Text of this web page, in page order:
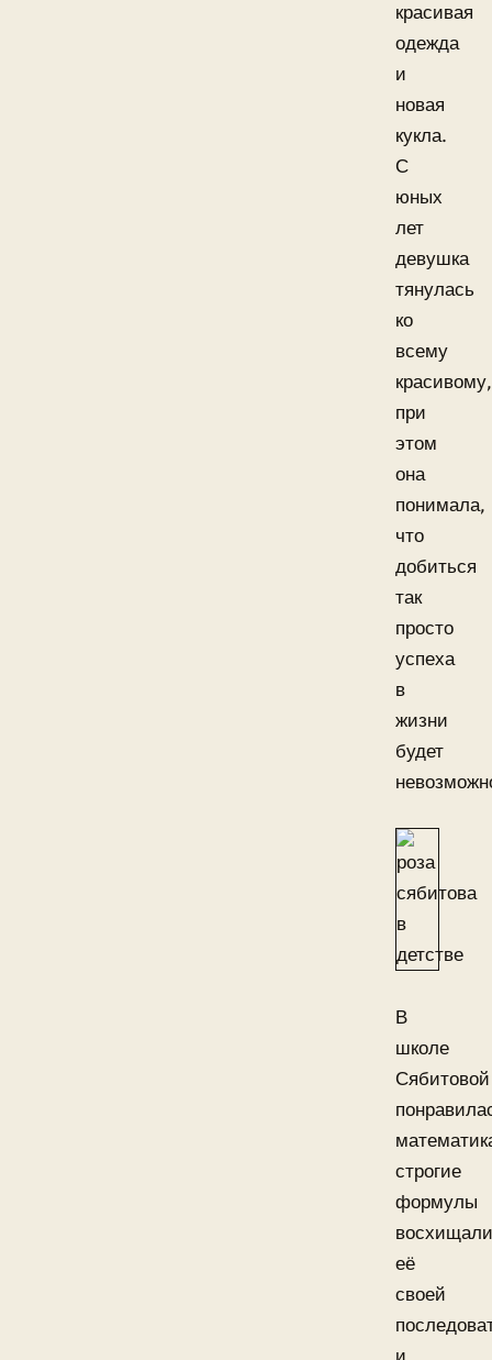
красивая
одежда
и
новая
кукла.
С
юных
лет
девушка
тянулась
ко
всему
красивому,
при
этом
она
понимала,
что
добиться
так
просто
успеха
в
жизни
будет
В
школе
Сябитовой
строгие
формулы
восхищали
её
своей
и